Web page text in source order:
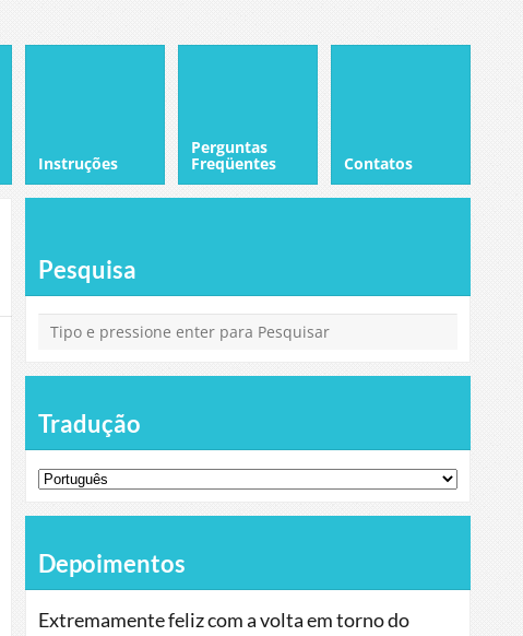
Instruções
Perguntas
Freqüentes Contatos
Pesquisa
Tradução
Depoimentos
Extremamente feliz com a volta em torno do